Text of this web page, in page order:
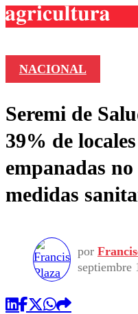
Deportes
Colo Colo
Motor
Torneo
Torneo
Noticias
Nacional
Vida
Programas
Comercial
NACIONAL
Seremi de
39% de
empanadas
medidas
por
septiembre